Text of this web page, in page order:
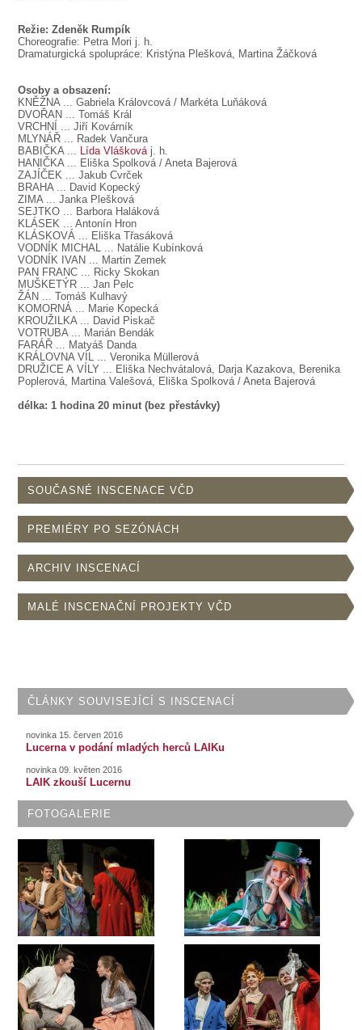
Režie: Zdeněk Rumpík
Choreografie: Petra Mori j. h.
Dramaturgická spolupráce: Kristýna Plešková, Martina Žáčková
Osoby a obsazení:
KNĚŽNA ... Gabriela Královcová / Markéta Luňáková
DVOŘAN ... Tomáš Král
VRCHNÍ ... Jiří Kovárník
MLYNÁŘ ... Radek Vančura
BABIČKA
Lída Vlášková j. h.
HANIČKA ... Eliška Spolková / Aneta Bajerová
ZAJÍČEK ... Jakub Cvrček
BRAHA ... David Kopecký
ZIMA ... Janka Plešková
SEJTKO ... Barbora Haláková
KLÁSEK ... Antonín Hron
KLÁSKOVÁ ... Eliška Třasáková
VODNÍK MICHAL
... Natálie Kubínková
VODNÍK IVAN ... Martin Zemek
PAN FRANC ... Ricky Skokan
MUŠKETÝR ... Jan Pelc
ŽÁN ... Tomáš Kulhavý
KOMORNÁ ... Marie Kopecká
KROUŽILKA ... David Piskač
VOTRUBA ...
Marián Bendák
FARÁŘ ... Matyáš Danda
KRÁLOVNA VÍL
... Veronika Müllerová
DRUŽICE A VÍLY ... Eliška Nechvátalová, Darja Kazakova, Berenika
Poplerová, Martina Valešová, Eliška Spolková / Aneta Bajerová
délka: 1 hodina 20 minut (bez přestávky)
SOUČASNÉ INSCENACE VČD
PREMIÉRY PO SEZÓNÁCH
ARCHIV INSCENACÍ
MALÉ INSCENAČNÍ PROJEKTY VČD
ČLÁNKY SOUVISEJÍCÍ S INSCENACÍ
novinka 15. červen 2016
Lucerna v podání mladých herců LAIKu
novinka 09. květen 2016
LAIK zkouší Lucernu
FOTOGALERIE